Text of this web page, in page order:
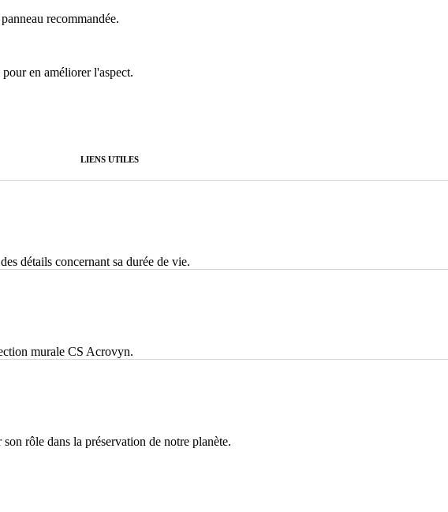
recommandée.
en améliorer l'aspect.
LIENS UTILES
détails concernant sa durée de vie.
murale CS Acrovyn.
rôle dans la préservation de notre planète.